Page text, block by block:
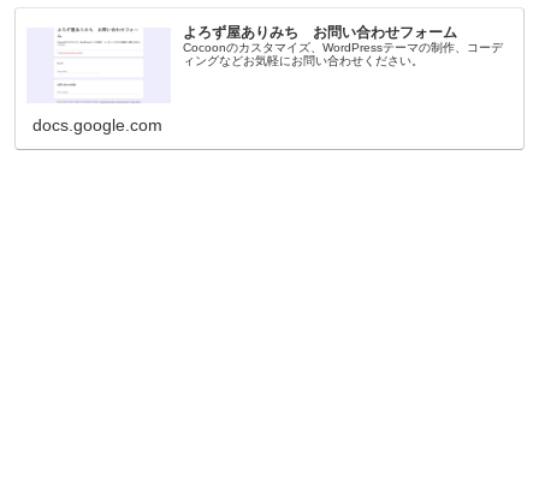
よろず屋ありみち お問い合わせフォーム
Cocoonのカスタマイズ、WordPressテーマの制作、コーデ
ィングなどお気軽にお問い合わせください。
docs.google.com